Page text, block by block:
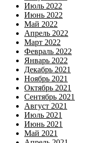
Июль 2022
Июнь 2022
Май 2022
Апрель 2022
Март 2022
Февраль 2022
Январь 2022
Декабрь 2021
Ноябрь 2021
Октябрь 2021
Сентябрь 2021
Август 2021
Июль 2021
Июнь 2021
Май 2021